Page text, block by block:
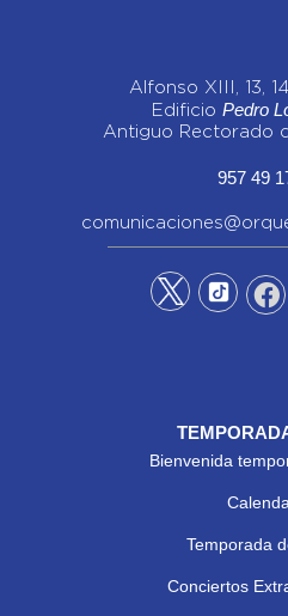
Alfonso XIII, 13,
Edificio Pedro
Antiguo Rectorado
957 49
Bienvenida
Temporada
Conciertos